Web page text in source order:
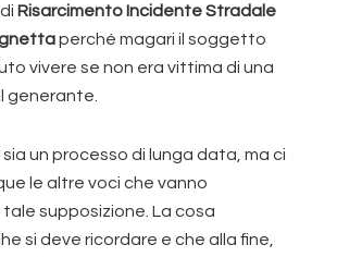
Risarcimento Incidente Stradale
perché magari il soggetto
vivere se non era vittima di una
generante.
un processo di lunga data, ma ci
le altre voci che vanno
supposizione. La cosa
si deve ricordare e che alla fine,